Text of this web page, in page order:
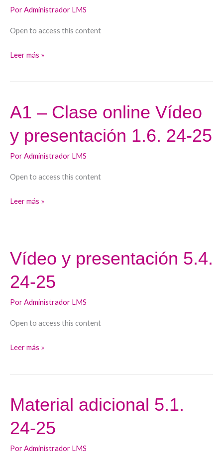
PorAdministrador LMS
Open to access this content
Vídeo
y
1.7.
25
Leer más »
A1 – Clase online Vídeo
y presentación 1.6. 24-25
PorAdministrador LMS
Open to access this content
A1
–
Clase
online
Vídeo
y
1.6.
25
Leer más »
Vídeo y presentación 5.4.
24-25
PorAdministrador LMS
Open to access this content
Vídeo
presentación
24-
25
Leer más »
Material adicional 5.1.
24-25
PorAdministrador LMS
Material
adicional
5.1.
25